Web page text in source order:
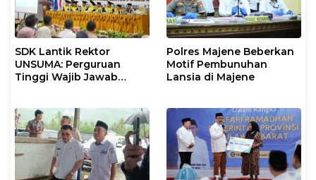
SDK Lantik Rektor
UNSUMA: Perguruan
Tinggi Wajib Jawab
Polres Majene Beberkan
Motif Pembunuhan
Lansia di Majene